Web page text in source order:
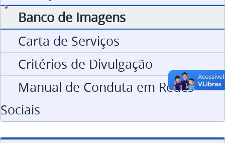
Banco de Imagens
Carta de Serviços
Critérios de Divulgação
Manual de Conduta em Redes
Sociais